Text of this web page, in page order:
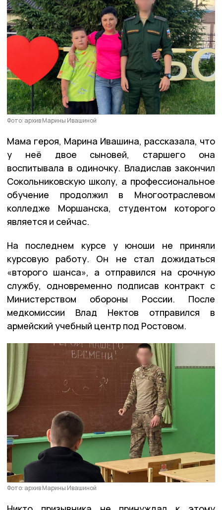
Фото: архив Марины Ивашиной
Мама героя, Марина Ивашина, рассказала, что
у неё двое сыновей, старшего она
воспитывала в одиночку. Владислав закончил
Сокольниковскую школу, а профессиональное
обучение продолжил в Многоотраслевом
колледже Моршанска, студентом которого
является и сейчас.
На последнем курсе у юноши не приняли
курсовую работу. Он не стал дожидаться
«второго шанса», а отправился на срочную
службу, одновременно подписав контракт с
Министерством обороны России. После
медкомиссии Влад Нектов отправился в
армейский учебный центр под Ростовом.
Фото: архив Марины Ивашиной